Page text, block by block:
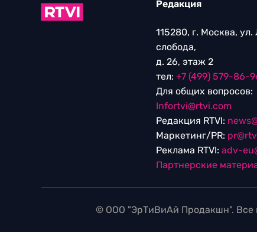
Редакция
115280, г. Москва,
слобода,
д. 26, этаж 2
тел: +7 (499) 579-86-
Для общих вопросов:
Infortvi@rtvi.com
Редакция RTVI:
Маркетинг/PR:
Реклама RTVI: adv-
Партнерские
© ООО "ЭрТиВиАй Продакшн". Все